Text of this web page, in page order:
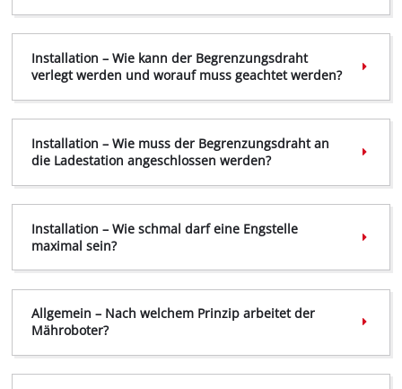
Kürze deinen Rasen auf eine maximale Länge von
60 mm.
Entferne alle losen Gegenstände vom Rasen,
beschädigt werden
können.
Laub und Blätter müssen nicht zwingend entfernt
Installation – Wie kann der Begrenzungsdraht
verlegt werden und worauf muss geachtet werden?
Installation – Wie muss der Begrenzungsdraht an
die Ladestation angeschlossen werden?
Installation – Wie schmal darf eine Engstelle
maximal sein?
Allgemein – Nach welchem Prinzip arbeitet der
Mähroboter?